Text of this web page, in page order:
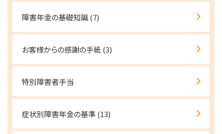
障害年金の基礎知識(7)
お客様からの感謝の手紙 (3)
特別障害者手当
症状別障害年金の基準(13)